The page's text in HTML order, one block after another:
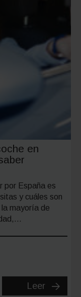
en
por España es
y cuáles son
la mayoría de
Leer